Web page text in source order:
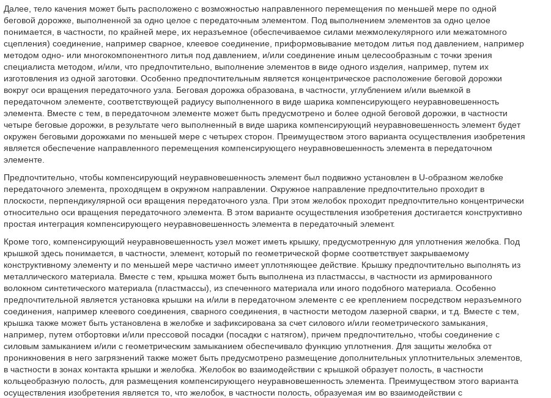
Далее, тело качения может быть расположено с возможностью направленного перемещения по меньшей мере по одной
беговой дорожке, выполненной за одно целое с передаточным элементом. Под выполнением элементов за одно целое
понимается, в частности, по крайней мере, их неразъемное (обеспечиваемое силами межмолекулярного или межатомного
сцепления) соединение, например сварное, клеевое соединение, приформовывание методом литья под давлением, например
методом одно- или многокомпонентного литья под давлением, и/или соединение иным целесообразным с точки зрения
специалиста методом, и/или, что предпочтительно, выполнение элементов в виде одного изделия, например, путем их
изготовления из одной заготовки. Особенно предпочтительным является концентрическое расположение беговой дорожки
вокруг оси вращения передаточного узла. Беговая дорожка образована, в частности, углублением и/или выемкой в
передаточном элементе, соответствующей радиусу выполненного в виде шарика компенсирующего неуравновешенность
элемента. Вместе с тем, в передаточном элементе может быть предусмотрено и более одной беговой дорожки, в частности
четыре беговые дорожки, в результате чего выполненный в виде шарика компенсирующий неуравновешенность элемент будет
окружен беговыми дорожками по меньшей мере с четырех сторон. Преимуществом этого варианта осуществления изобретения
является обеспечение направленного перемещения компенсирующего неуравновешенность элемента в передаточном
элементе.
Предпочтительно, чтобы компенсирующий неуравновешенность элемент был подвижно установлен в U-образном желобке
передаточного элемента, проходящем в окружном направлении. Окружное направление предпочтительно проходит в
плоскости, перпендикулярной оси вращения передаточного узла. При этом желобок проходит предпочтительно концентрически
относительно оси вращения передаточного элемента. В этом варианте осуществления изобретения достигается конструктивно
простая интеграция компенсирующего неуравновешенность элемента в передаточный элемент.
Кроме того, компенсирующий неуравновешенность узел может иметь крышку, предусмотренную для уплотнения желобка. Под
крышкой здесь понимается, в частности, элемент, который по геометрической форме соответствует закрываемому
конструктивному элементу и по меньшей мере частично имеет уплотняющее действие. Крышку предпочтительно выполнять из
металлического материала. Вместе с тем, крышка может быть выполнена из пластмассы, в частности из армированного
волокном синтетического материала (пластмассы), из спеченного материала или иного подобного материала. Особенно
предпочтительной является установка крышки на и/или в передаточном элементе с ее креплением посредством неразъемного
соединения, например клеевого соединения, сварного соединения, в частности методом лазерной сварки, и т.д. Вместе с тем,
крышка также может быть установлена в желобке и зафиксирована за счет силового и/или геометрического замыкания,
например, путем отбортовки и/или прессовой посадки (посадки с натягом), причем предпочтительно, чтобы соединение с
силовым замыканием и/или с геометрическим замыканием обеспечивало функцию уплотнения. Для защиты желобка от
проникновения в него загрязнений также может быть предусмотрено размещение дополнительных уплотнительных элементов,
в частности в зонах контакта крышки и желобка. Желобок во взаимодействии с крышкой образует полость, в частности
кольцеобразную полость, для размещения компенсирующего неуравновешенность элемента. Преимуществом этого варианта
осуществления изобретения является то, что желобок, в частности полость, образуемая им во взаимодействии с